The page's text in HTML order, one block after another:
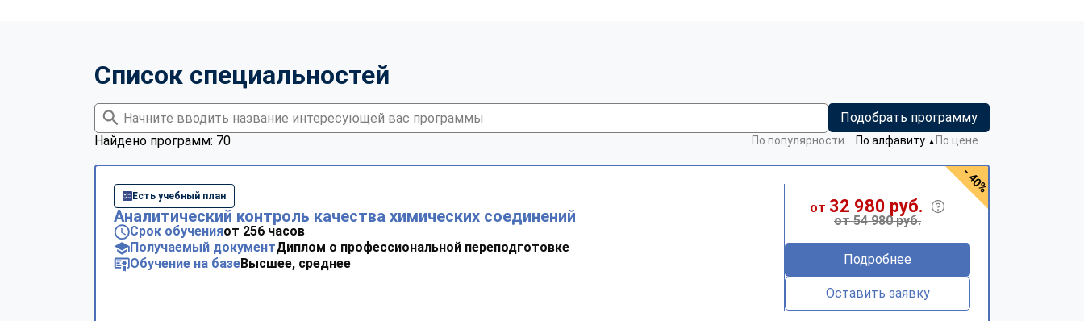
Список специальностей
Подобрать программу
Найдено программ: 70
По популярности По алфавиту ▼ По цене
Есть учебный план
Аналитический контроль качества химических соединений
Срок обученияот 256 часов
Получаемый документДиплом о профессиональной переподготовке
Обучение на базеВысшее, среднее
от 32 980 руб.
от 54 980 руб.
Подробнее
Оставить заявку
- 40%